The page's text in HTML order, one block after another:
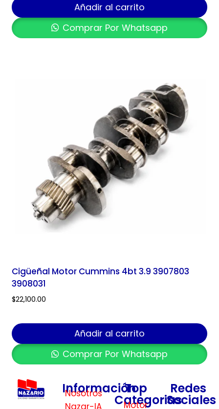
Añadir al carrito
Comprar Por Whatsapp
Cigüeñal Motor Cummins 4bt 3.9 3907803
3908031
$22,100.00
Añadir al carrito
Comprar Por Whatsapp
Información
Nosotros
Top
Categorias
Motor
Redes
Sociales